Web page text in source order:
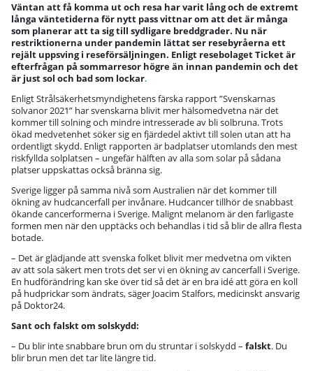
Väntan att få komma ut och resa har varit lång och de extremt
långa väntetiderna för nytt pass vittnar om att det är många
som planerar att ta sig till sydligare breddgrader. Nu när
restriktionerna under pandemin lättat ser resebyråerna ett
rejält uppsving i reseförsäljningen. Enligt resebolaget Ticket är
efterfrågan på sommarresor högre än innan pandemin och det
är just sol och bad som lockar.
Enligt Strålsäkerhetsmyndighetens färska rapport ”Svenskarnas
solvanor 2021” har svenskarna blivit mer hälsomedvetna när det
kommer till solning och mindre intresserade av bli solbruna. Trots
ökad medvetenhet söker sig en fjärdedel aktivt till solen utan att ha
ordentligt skydd. Enligt rapporten är badplatser utomlands den mest
riskfyllda solplatsen – ungefär hälften av alla som solar på sådana
platser uppskattas också bränna sig.
Sverige ligger på samma nivå som Australien när det kommer till
ökning av hudcancerfall per invånare. Hudcancer tillhör de snabbast
ökande cancerformerna i Sverige. Malignt melanom är den farligaste
formen men när den upptäcks och behandlas i tid så blir de allra flesta
botade.
– Det är glädjande att svenska folket blivit mer medvetna om vikten
av att sola säkert men trots det ser vi en ökning av cancerfall i Sverige.
En hudförändring kan ske över tid så det är en bra idé att göra en koll
på hudprickar som ändrats, säger Joacim Stalfors, medicinskt ansvarig
på Doktor24.
Sant och falskt om solskydd:
– Du blir inte snabbare brun om du struntar i solskydd – falskt. Du
blir brun men det tar lite längre tid.